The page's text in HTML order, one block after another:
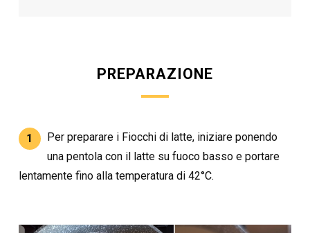
PREPARAZIONE
1
Per preparare i Fiocchi di latte, iniziare ponendo
una pentola con il latte su fuoco basso e portare
lentamente fino alla temperatura di 42°C.